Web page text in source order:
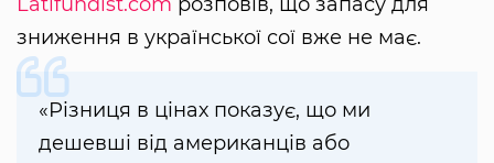
зниження в української сої вже не має.
«Різниця в цінах показує, що ми
дешевші від американців або